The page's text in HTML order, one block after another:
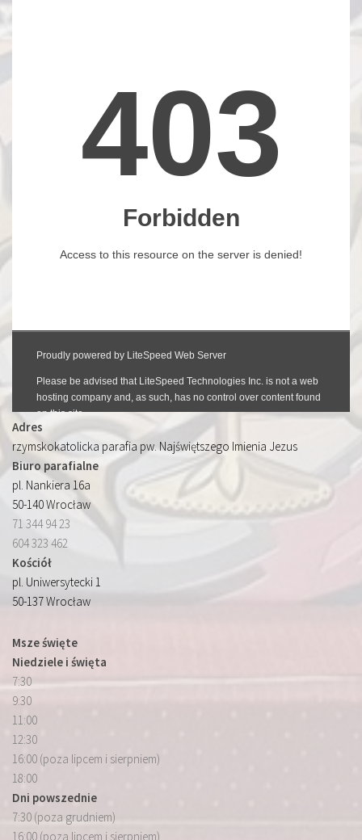
Adres
rzymskokatolicka parafia pw. Najświętszego Imienia Jezus
Biuro parafialne
pl. Nankiera 16a
50-140 Wrocław
71 344 94 23
604 323 462
Kościół
pl. Uniwersytecki 1
50-137 Wrocław
Msze święte
Niedziele i święta
7:30
9:30
11:00
12:30
16:00 (poza lipcem i sierpniem)
18:00
Dni powszednie
7:30 (poza grudniem)
16:00 (poza lipcem i sierpniem)